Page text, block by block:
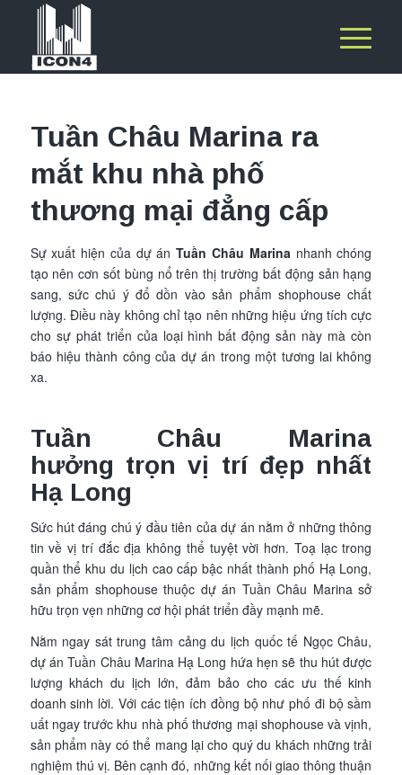
Tuần Châu Marina ra
mắt khu nhà phố
thương mại đẳng cấp
Sự xuất hiện của dự ánTuần Châu Marinanhanh chóng
tạo nên cơn sốt bùng nổ trên thị trường bất động sản hạng
sang, sức chú ý đổ dồn vào sản phẩm shophouse chất
lượng. Điều này không chỉ tạo nên những hiệu ứng tích cực
cho sự phát triển của loại hình bất động sản này mà còn
báo hiệu thành công của dự án trong một tương lai không
xa.
Tuần Châu Marina
hưởng trọn vị trí đẹp nhất
Hạ Long
Sức hút đáng chú ý đầu tiên của dự án nằm ở những thông
tin về vị trí đắc địa không thể tuyệt vời hơn. Toạ lạc trong
quần thể khu du lịch cao cấp bậc nhất thành phố Hạ Long,
sản phẩm shophouse thuộc dự án Tuần Châu Marina sở
hữu trọn vẹn những cơ hội phát triển đầy mạnh mẽ.
Nằm ngay sát trung tâm cảng du lịch quốc tế Ngọc Châu,
dự án Tuần Châu Marina Hạ Long hứa hẹn sẽ thu hút được
lượng khách du lịch lớn, đảm bảo cho các ưu thế kinh
doanh sinh lời. Với các tiện ích đồng bộ như phố đi bộ sầm
uất ngay trước khu nhà phố thương mại shophouse và vịnh,
sản phẩm này có thể mang lại cho quý du khách những trải
nghiệm thú vị. Bên cạnh đó, những kết nối giao thông thuận